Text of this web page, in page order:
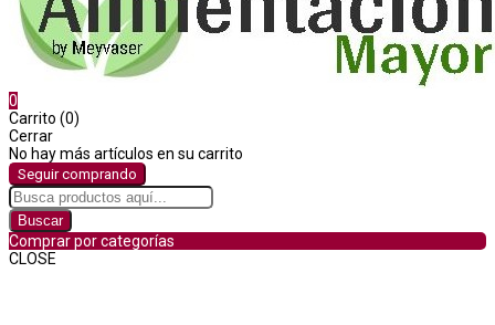
0
Carrito (0)
Cerrar
No hay más artículos en su carrito
Seguir comprando
Buscar
Comprar por categorías
CLOSE